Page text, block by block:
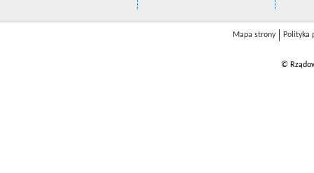
Mapa strony Polityka
©